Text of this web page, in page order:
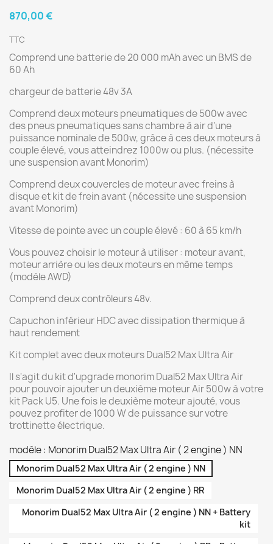
870,00 €
TTC
Comprend une batterie de 20 000 mAh avec un BMS de
60 Ah
chargeur de batterie 48v 3A
Comprend deux moteurs pneumatiques de 500w avec
des pneus pneumatiques sans chambre à air d'une
puissance nominale de 500w, grâce à ces deux moteurs à
couple élevé, vous atteindrez 1000w ou plus. (nécessite
une suspension avant Monorim)
Comprend deux couvercles de moteur avec freins à
disque et kit de frein avant (nécessite une suspension
avant Monorim)
Vitesse de pointe avec un couple élevé : 60 à 65 km/h
Vous pouvez choisir le moteur à utiliser : moteur avant,
moteur arrière ou les deux moteurs en même temps
(modèle AWD)
Comprend deux contrôleurs 48v.
Capuchon inférieur HDC avec dissipation thermique à
haut rendement
Kit complet avec deux moteurs Dual52 Max Ultra Air
Il s'agit du kit d'upgrade monorim Dual52 Max Ultra Air
pour pouvoir ajouter un deuxième moteur Air 500w à votre
kit Pack U5. Une fois le deuxième moteur ajouté, vous
pouvez profiter de 1000 W de puissance sur votre
trottinette électrique.
modèle : Monorim Dual52 Max Ultra Air ( 2 engine ) NN
Monorim Dual52 Max Ultra Air ( 2 engine ) NN
Monorim Dual52 Max Ultra Air ( 2 engine ) RR
Monorim Dual52 Max Ultra Air ( 2 engine ) NN + Battery
kit